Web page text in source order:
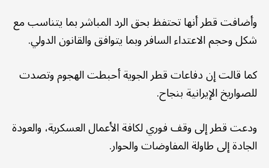
وأضافت قطر أنها تحتفظ بحق الرد المباشر بما يتناسب مع
شكل وحجم الاعتداء السافر وبما يتوافق والقانون الدولي.
كما قالت إن دفاعات قطر الجوية أحبطت الهجوم وتصدت
للصواريخ الإيرانية بنجاح.
ودعت قطر إلى وقف فوري لكافة الأعمال العسكرية، والعودة
الجادة إلى طاولة المفاوضات والحوار.